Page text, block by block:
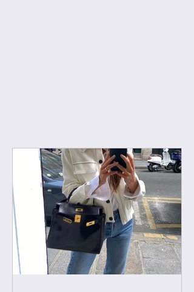
페레가모 스튜디오백